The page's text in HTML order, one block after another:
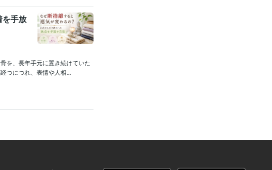
を手放
を、長年手元に置き続けていた
つにつれ、表情や人相...